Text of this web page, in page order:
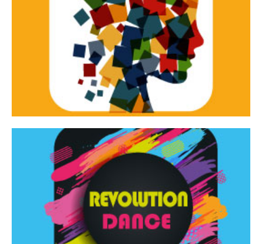
Tracce dinamiche
Tracce Dinamiche è una rassegna di teatro
d’innovazione e sperimentale.
Continua
Revolution Dance
Rassegna di danza contemporanea – I Edizione